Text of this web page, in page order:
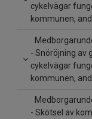
cykelvägar
kommunen,
- Snöröjning av
cykelvägar
kommunen,
- Skötsel av